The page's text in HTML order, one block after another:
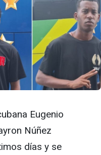
Eugenio
Núñez
días y se